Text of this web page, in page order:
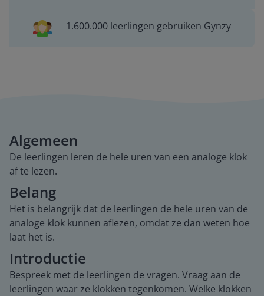
1.600.000 leerlingen gebruiken Gynzy
Algemeen
De leerlingen leren de hele uren van een analoge klok
af te lezen.
Belang
Het is belangrijk dat de leerlingen de hele uren van de
analoge klok kunnen aflezen, omdat ze dan weten hoe
laat het is.
Introductie
Bespreek met de leerlingen de vragen. Vraag aan de
leerlingen waar ze klokken tegenkomen. Welke klokken